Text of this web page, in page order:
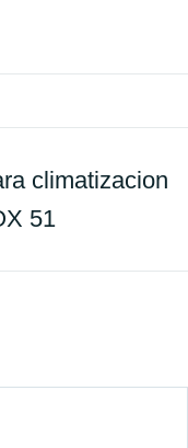
climatizacion
51